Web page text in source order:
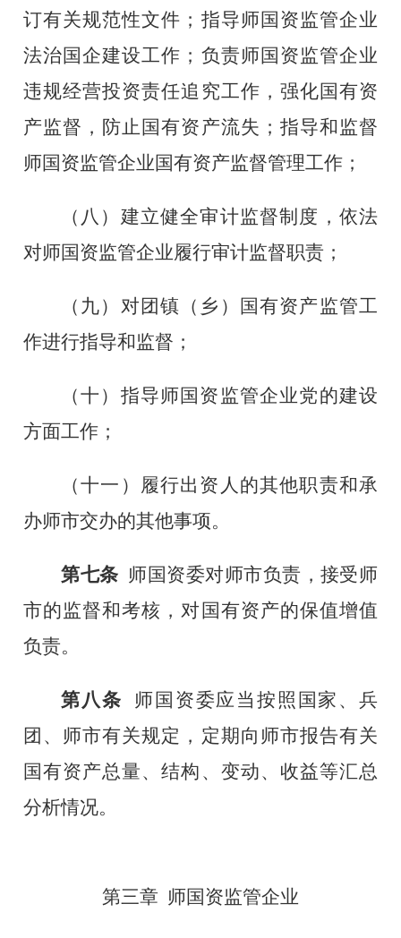
订有关规范性文件；指导师国资监管企业
法治国企建设工作；负责师国资监管企业
违规经营投资责任追究工作，强化国有资
产监督，防止国有资产流失；指导和监督
师国资监管企业国有资产监督管理工作；
（ 八 ）建立健全审计监督制度，依法
对师国资监管企业履行审计监督职责 ；
（九）对团镇（乡）国有资产监管工
作进行指导和监督；
（十）指导师国资监管企业党的建设
方面工作；
（十一 ）履行出资人的其他职责和承
办师市交办的其他事项。
第七条 师国资委对师市负责，接受师
市的监督和考核，对国有资产的保值增值
负责。
第八条
师国资委应当按照国家、兵
团、师市有关规定，定期向师市报告有关
国有资产总量、结构、变动、收益等汇总
分析情况。
第三章 师国资监管企业